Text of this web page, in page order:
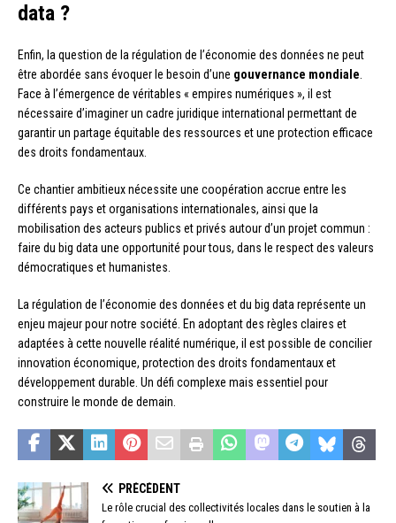
data ?
Enfin, la question de la régulation de l’économie des données ne peut
être abordée sans évoquer le besoin d’une gouvernance mondiale
Face à l’émergence de véritables « empires numériques », il est
nécessaire d’imaginer un cadre juridique international permettant de
garantir un partage équitable des ressources et une protection efficace
des droits fondamentaux.
Ce chantier ambitieux nécessite une coopération accrue entre les
différents pays et organisations internationales, ainsi que la
mobilisation des acteurs publics et privés autour d’un projet commun :
faire du big data une opportunité pour tous, dans le respect des valeurs
démocratiques et humanistes.
La régulation de l’économie des données et du big data représente un
enjeu majeur pour notre société. En adoptant des règles claires et
adaptées à cette nouvelle réalité numérique, il est possible de concilier
innovation économique, protection des droits fondamentaux et
développement durable. Un défi complexe mais essentiel pour
construire le monde de demain.
PRÉCÉDENT
Le rôle crucial des collectivités locales dans le soutien à la